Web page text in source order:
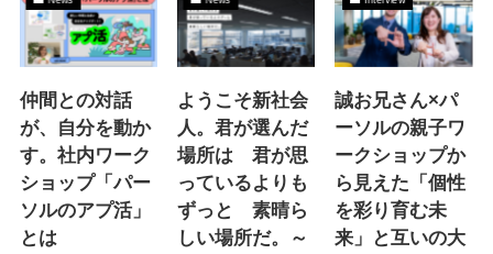
仲間との対話
が、自分を動か
す。社内ワーク
ショップ「パー
ソルのアプ活」
とは
ようこそ新社会
人。君が選んだ
場所は 君が思
っているよりも
ずっと 素晴ら
しい場所だ。～
誠お兄さん×パ
ーソルの親子ワ
ークショップか
ら見えた「個性
を彩り育む未
来」と互いの大